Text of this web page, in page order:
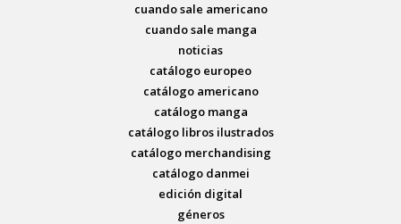
cuando sale americano
cuando sale manga
noticias
catálogo europeo
catálogo americano
catálogo manga
catálogo libros ilustrados
catálogo merchandising
catálogo danmei
edición digital
géneros